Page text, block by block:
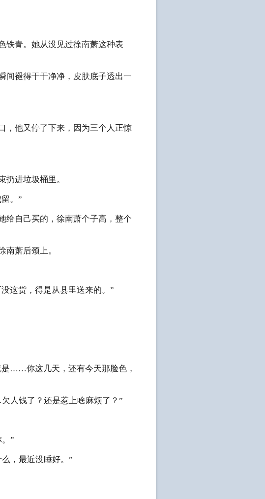
铁青。她从没见过徐南萧这种表
间褪得干干净净，皮肤底子透出一
，他又停了下来，因为三个人正惊
进垃圾桶里。
。”
给自己买的，徐南萧个子高，整个
萧后颈上。
这货，得是从县里送来的。”
是……你这几天，还有今天那脸色，
人钱了？还是惹上啥麻烦了？”
”
，最近没睡好。”